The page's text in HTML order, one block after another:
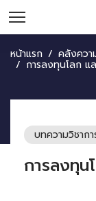
หน้าแรก คลังควา
การลงทุนโลก แล
บทความวิชากา
การลงทุน